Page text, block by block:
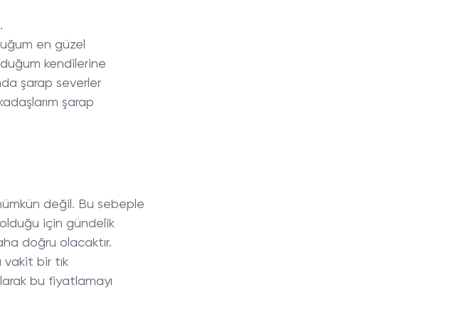
en güzel
kendilerine
şarap severler
şarap
değil. Bu sebeple
olduğu için gündelik
doğru olacaktır.
vakit bir tık
bu fiyatlamayı